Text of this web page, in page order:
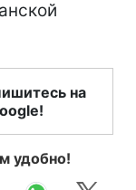
на
удобно!